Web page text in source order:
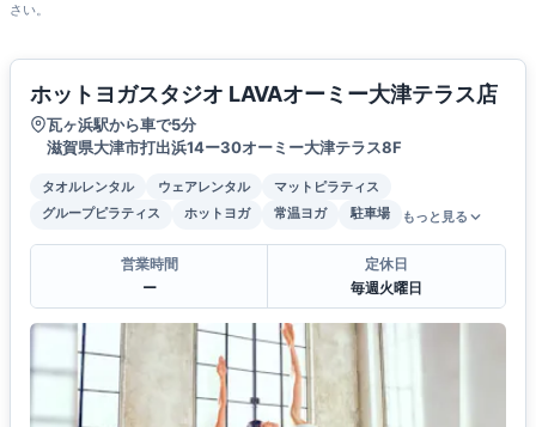
さい。
ホットヨガスタジオ LAVAオーミー大津テラス店
瓦ヶ浜駅から車で5分
滋賀県大津市打出浜14ー30オーミー大津テラス8F
タオルレンタル ウェアレンタル
マットピラティス
グループピラティス
ホットヨガ 常温ヨガ 駐車場 もっと見る
営業時間
ー
定休日
毎週火曜日